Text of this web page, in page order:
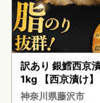
訳あり 銀鱈西京
1kg 【西京漬け】
神奈川県藤沢市